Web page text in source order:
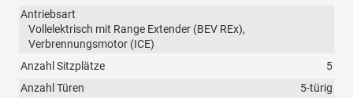
Antriebsart
Vollelektrisch mit Range Extender (BEV REx),
Verbrennungsmotor (ICE)
Anzahl Sitzplätze
5
Anzahl Türen
5-türig